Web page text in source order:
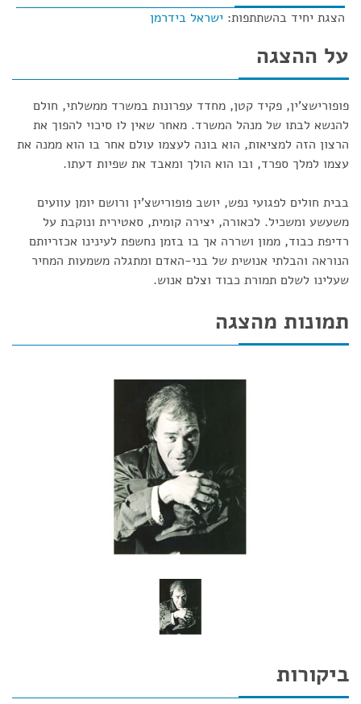
הצגת יחיד בהשתתפות: ישראל בידרמן
על ההצגה
פופורישצ'ין, פקיד קטן, מחדד עפרונות במשרד ממשלתי, חולם
להנשא לבתו של מנהל המשרד. מאחר שאין לו סיכוי להפוך את
הרצון הזה למציאות, הוא בונה לעצמו עולם אחר בו הוא ממנה את
עצמו למלך ספרד, ובו הוא הולך ומאבד את שפיות דעתו.
בבית חולים לפגועי נפש, יושב פופורישצ'ין ורושם יומן עוועים
משעשע ומשכיל. לכאורה, יצירה קומית, סאטירית ונוקבת על
רדיפת כבוד, ממון ושררה אך בו בזמן נחשפת לעינינו אכזריותם
הנוראה והבלתי אנושית של בני-האדם ומתגלה משמעות המחיר
שעלינו לשלם תמורת כבוד וצלם אנוש.
תמונות מהצגה
ביקורות